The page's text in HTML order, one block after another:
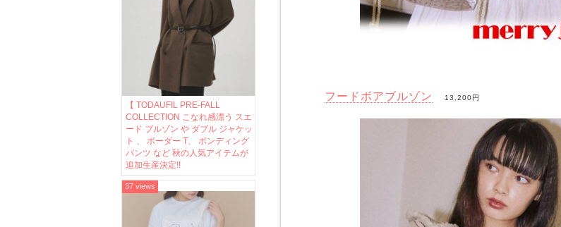
【 TODAUFIL PRE-FALL
COLLECTION こなれ感漂う スエ
ード ブルゾン や ダブル ジャケッ
ト 、 ボーダー T、 ボンディング
パンツ など 秋の人気アイテムが
追加生産決定!!
37 views
フードボアブルゾン 13,200円